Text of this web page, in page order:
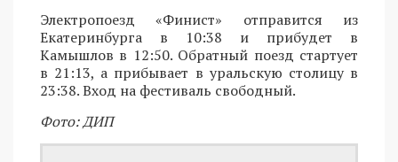
Электропоезд «Финист» отправится из
Екатеринбурга в 10:38 и прибудет в
Камышлов в 12:50. Обратный поезд стартует
в 21:13, а прибывает в уральскую столицу в
23:38. Вход на фестиваль свободный.
Фото: ДИП